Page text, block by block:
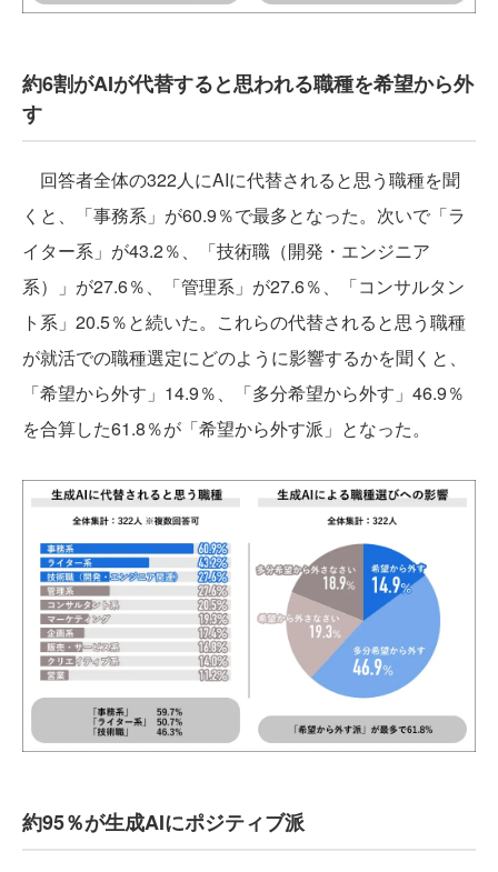
約6割がAIが代替すると思われる職種を希望から外
す
回答者全体の322人にAIに代替されると思う職種を聞
くと、「事務系」が60.9％で最多となった。次いで「ラ
イター系」が43.2％、「技術職（開発・エンジニア
系）」が27.6％、「管理系」が27.6％、「コンサルタン
ト系」20.5％と続いた。これらの代替されると思う職種
が就活での職種選定にどのように影響するかを聞くと、
「希望から外す」14.9％、「多分希望から外す」46.9％
を合算した61.8％が「希望から外す派」となった。
約95％が生成AIにポジティブ派